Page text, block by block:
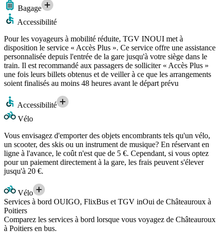
Bagage
Accessibilité
Pour les voyageurs à mobilité réduite, TGV INOUI met à
disposition le service « Accès Plus ». Ce service offre une assistance
personnalisée depuis l'entrée de la gare jusqu'à votre siège dans le
train. Il est recommandé aux passagers de solliciter « Accès Plus »
une fois leurs billets obtenus et de veiller à ce que les arrangements
soient finalisés au moins 48 heures avant le départ prévu
Accessibilité
Vélo
Vous envisagez d'emporter des objets encombrants tels qu'un vélo,
un scooter, des skis ou un instrument de musique? En réservant en
ligne à l'avance, le coût n'est que de 5 €. Cependant, si vous optez
pour un paiement directement à la gare, les frais peuvent s'élever
jusqu'à 20 €.
Vélo
Services à bord OUIGO, FlixBus et TGV inOui de Châteauroux à
Poitiers
Comparez les services à bord lorsque vous voyagez de Châteauroux
à Poitiers en bus.